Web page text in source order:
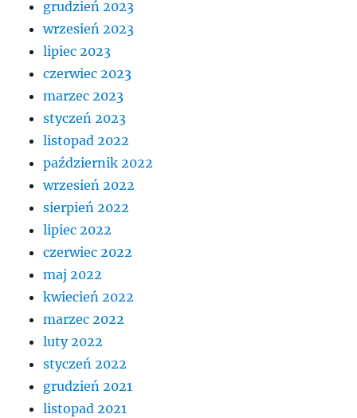
grudzień 2023
wrzesień 2023
lipiec 2023
czerwiec 2023
marzec 2023
styczeń 2023
listopad 2022
październik 2022
wrzesień 2022
sierpień 2022
lipiec 2022
czerwiec 2022
maj 2022
kwiecień 2022
marzec 2022
luty 2022
styczeń 2022
grudzień 2021
listopad 2021